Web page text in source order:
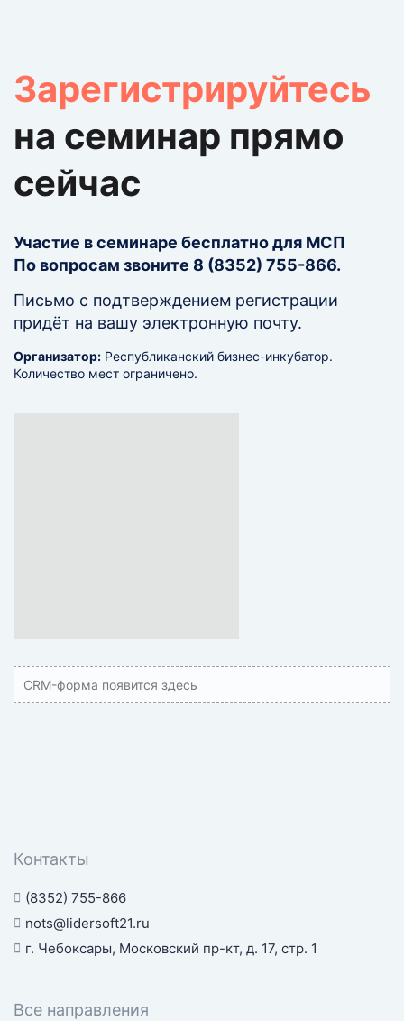
Зарегистрируйтесь
на семинар прямо
сейчас
Участие в семинаре бесплатно для МСП
По вопросам звоните 8 (8352) 755-866.
Письмо с подтверждением регистрации
придёт на вашу электронную почту.
Организатор: Республиканский бизнес-инкубатор.
Количество мест ограничено.
CRM-форма появится здесь
Контакты
(8352) 755-866
nots@lidersoft21.ru
г. Чебоксары, Московский пр-кт, д. 17, стр. 1
Все направления